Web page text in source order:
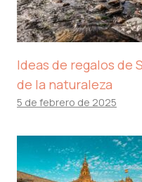
Ideas de regalos de
de la naturaleza
5 de febrero de 2025